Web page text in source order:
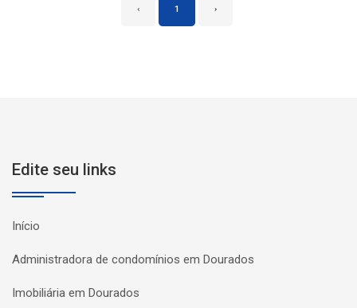
‹ 1 ›
Edite seu links
Início
Administradora de condomínios em Dourados
Imobiliária em Dourados